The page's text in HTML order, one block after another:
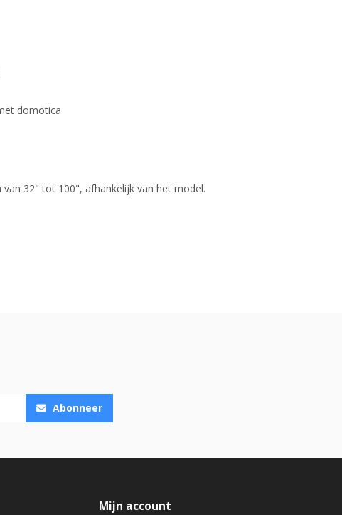
domotica
32" tot 100", afhankelijk van het model.
Abonneer
Mijn account